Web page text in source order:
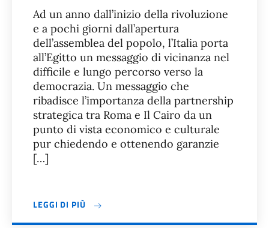
Ad un anno dall’inizio della rivoluzione
e a pochi giorni dall’apertura
dell’assemblea del popolo, l’Italia porta
all’Egitto un messaggio di vicinanza nel
difficile e lungo percorso verso la
democrazia. Un messaggio che
ribadisce l’importanza della partnership
strategica tra Roma e Il Cairo da un
punto di vista economico e culturale
pur chiedendo e ottenendo garanzie
[…]
LEGGI DI PIÙ